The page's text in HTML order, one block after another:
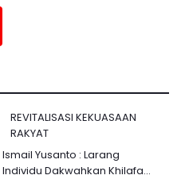
REVITALISASI KEKUASAAN
RAKYAT
Ismail Yusanto : Larang
Individu Dakwahkan Khilafa...